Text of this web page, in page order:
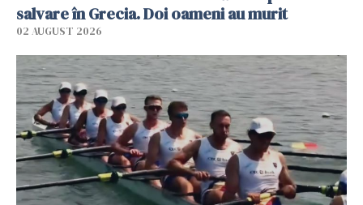
salvare în Grecia. Doi oameni au murit
02 AUGUST 2026